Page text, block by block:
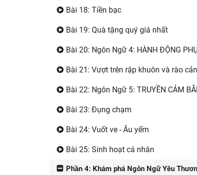
Bài 18: Tiền bạc
Bài 19: Quà tặng quý giá nhất
Bài 20: Ngôn Ngữ 4: HÀNH ĐỘNG
Bài 21: Vượt trên rập khuôn và rào cản
Bài 22: Ngôn Ngữ 5: TRUYỀN CẢM
Bài 23: Đụng chạm
Bài 24: Vuốt ve - Âu yếm
Bài 25: Sinh hoạt cá nhân
Phần 4: Khám phá Ngôn Ngữ Yêu